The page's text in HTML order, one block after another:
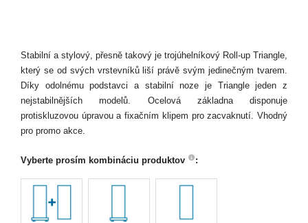
Stabilní a stylový, přesně takový je trojúhelníkový Roll-up Triangle,
který se od svých vrstevníků liší právě svým jedinečným tvarem.
Díky odolnému podstavci a stabilní noze je Triangle jeden z
nejstabilnějších modelů. Ocelová základna disponuje
protiskluzovou úpravou a fixačním klipem pro zacvaknutí. Vhodný
pro promo akce.
Vyberte prosím kombináciu produktov :